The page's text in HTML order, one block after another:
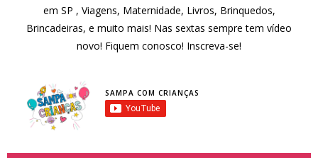
em SP , Viagens, Maternidade, Livros, Brinquedos,
Brincadeiras, e muito mais! Nas sextas sempre tem vídeo
novo! Fiquem conosco! Inscreva-se!
SAMPA COM CRIANÇAS